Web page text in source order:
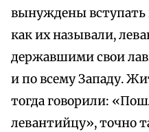
вынуждены вступать
как их называли,
державшими свои
и по всему Западу.
тогда говорили:
левантийцу», точно